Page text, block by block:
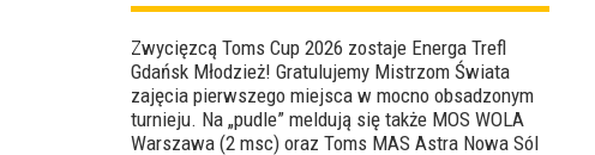
Zwycięzcą Toms Cup 2026 zostaje Energa Trefl
Gdańsk Młodzież! Gratulujemy Mistrzom Świata
zajęcia pierwszego miejsca w mocno obsadzonym
turnieju. Na „pudle” meldują się także MOS WOLA
Warszawa (2 msc) oraz Toms MAS Astra Nowa Sól